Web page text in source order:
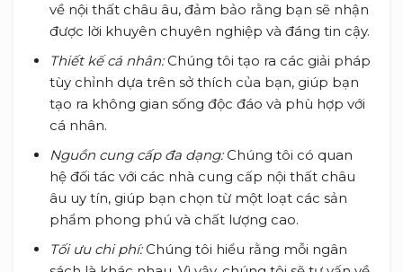
về nội thất châu âu, đảm bảo rằng bạn sẽ nhận
được lời khuyên chuyên nghiệp và đáng tin cậy.
Thiết kế cá nhân:Chúng tôi tạo ra các giải pháp
tùy chỉnh dựa trên sở thích của bạn, giúp bạn
tạo ra không gian sống độc đáo và phù hợp với
cá nhân.
Nguồn cung cấp đa dạng:Chúng tôi có quan
hệ đối tác với các nhà cung cấp nội thất châu
âu uy tín, giúp bạn chọn từ một loạt các sản
phẩm phong phú và chất lượng cao.
Tối ưu chi phí:Chúng tôi hiểu rằng mỗi ngân